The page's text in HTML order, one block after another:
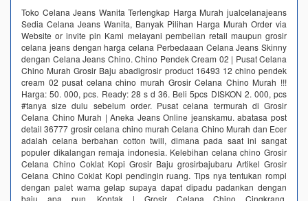
Toko Celana Jeans Wanita Terlengkap Harga Murah jualcelanajeans
Sedia Celana Jeans Wanita, Banyak Pilihan Harga Murah Order via
Website or invite pin Kami melayani pembelian retail maupun grosir
celana jeans dengan harga celana Perbedaaan Celana Jeans Skinny
dengan Celana Jeans Chino. Chino Pendek Cream 02 | Pusat Celana
Chino Murah Grosir Baju abadigrosir product 16493 12 chino pendek
cream 02 pusat celana chino murah Grosir Celana Chino Murah !!!
Harga: 50. 000, pcs. Ready: 28 s d 36. Beli 5pcs DISKON 2. 000, pcs
#tanya size dulu sebelum order. Pusat celana termurah di Grosir
Celana Chino Murah | Aneka Jeans Online jeanskamu. abatasa post
detail 36777 grosir celana chino murah Celana Chino Murah dan Ecer
adalah celana berbahan cotton twill, dimana pada saat ini sangat
populer dikalangan remaja indonesia. Kelebihan celana chino Grosir
Celana Chino Coklat Kopi Grosir Baju grosirbajubaru Artikel Grosir
Celana Chino Coklat Kopi pendingin ruang. Tips nya tentukan rompi
dengan palet warna gelap supaya dapat dipadu padankan dengan
baju apa pun. Kontak | Grosir Celana Chino Cingkrang,